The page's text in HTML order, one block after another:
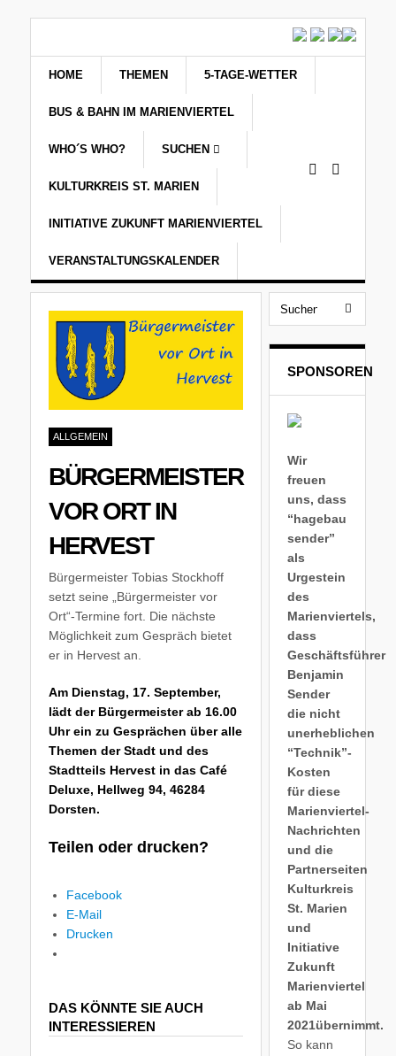
HOME THEMEN 5-TAGE-WETTER
BUS & BAHN IM MARIENVIERTEL
WHO´S WHO? SUCHEN
KULTURKREIS ST. MARIEN
INITIATIVE ZUKUNFT MARIENVIERTEL
VERANSTALTUNGSKALENDER
ALLGEMEIN
BÜRGERMEISTER
VOR ORT IN
HERVEST
Bürgermeister Tobias Stockhoff
setzt seine „Bürgermeister vor
Ort“-Termine fort. Die nächste
Möglichkeit zum Gespräch bietet
er in Hervest an.
Am Dienstag, 17. September,
lädt der Bürgermeister ab 16.00
Uhr ein zu Gesprächen über alle
Themen der Stadt und des
Stadtteils Hervest in das Café
Deluxe, Hellweg 94, 46284
Dorsten.
Teilen oder drucken?
Facebook
E-Mail
Drucken
DAS KÖNNTE SIE AUCH
INTERESSIEREN
SPONSOREN
Wir
freuen
uns, dass
“hagebau
sender”
als
Urgestein
des
Marienviertels,
dass
Geschäftsführer
Benjamin
Sender
die nicht
unerheblichen
“Technik”-
Kosten
für diese
Marienviertel-
Nachrichten
und die
Partnerseiten
Kulturkreis
St. Marien
und
Initiative
Zukunft
Marienviertel
ab Mai
2021übernimmt.
So kann